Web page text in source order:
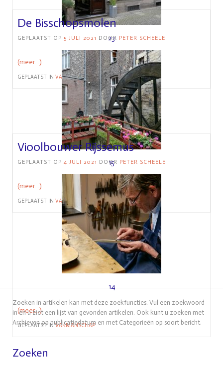
23
(meer…)
GEPLAATST IN VAKMANSCHAP
De Bisschopsmolen
GEPLAATST OP 5 JULI 2021 DOOR PETER SCHEELE
15
(meer…)
GEPLAATST IN VAKMANSCHAP
Vioolbouwer Rijssemus
GEPLAATST OP 4 JULI 2021 DOOR PETER SCHEELE
14
(meer…)
GEPLAATST INVAKMANSCHAP
Zoeken in artikelen kan met deze zoekfuncties. Vul een zoekwoord
in en u ziet een lijst van gevonden artikelen. Ook kunt u zoeken met
Archieven op publicatiedatum en met Categorieën op soort bericht.
Zoeken